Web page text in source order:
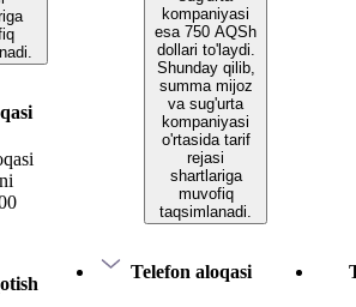
kompaniyasi
esa 750 AQSh
dollari to'laydi.
Shunday qilib,
summa mijoz
va sug'urta
kompaniyasi
o'rtasida tarif
rejasi
shartlariga
muvofiq
taqsimlanadi.
Telefon aloqasi